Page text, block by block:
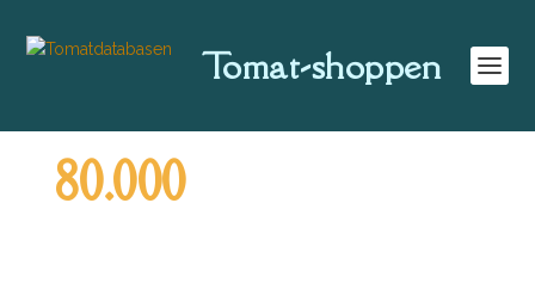
Tomat-shoppen
80.000